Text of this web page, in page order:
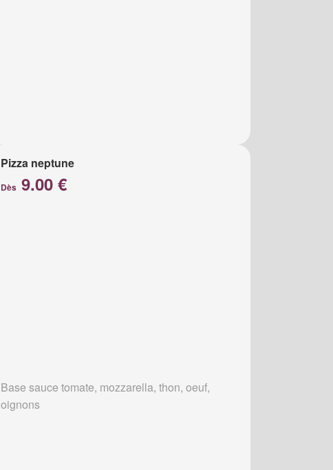
Pizza neptune
Dès 9.00 €
Base sauce tomate, mozzarella, thon, oeuf,
oignons